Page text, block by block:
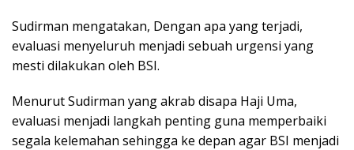
Sudirman mengatakan, Dengan apa yang terjadi,
evaluasi menyeluruh menjadi sebuah urgensi yang
mesti dilakukan oleh BSI.
Menurut Sudirman yang akrab disapa Haji Uma,
evaluasi menjadi langkah penting guna memperbaiki
segala kelemahan sehingga ke depan agar BSI menjadi